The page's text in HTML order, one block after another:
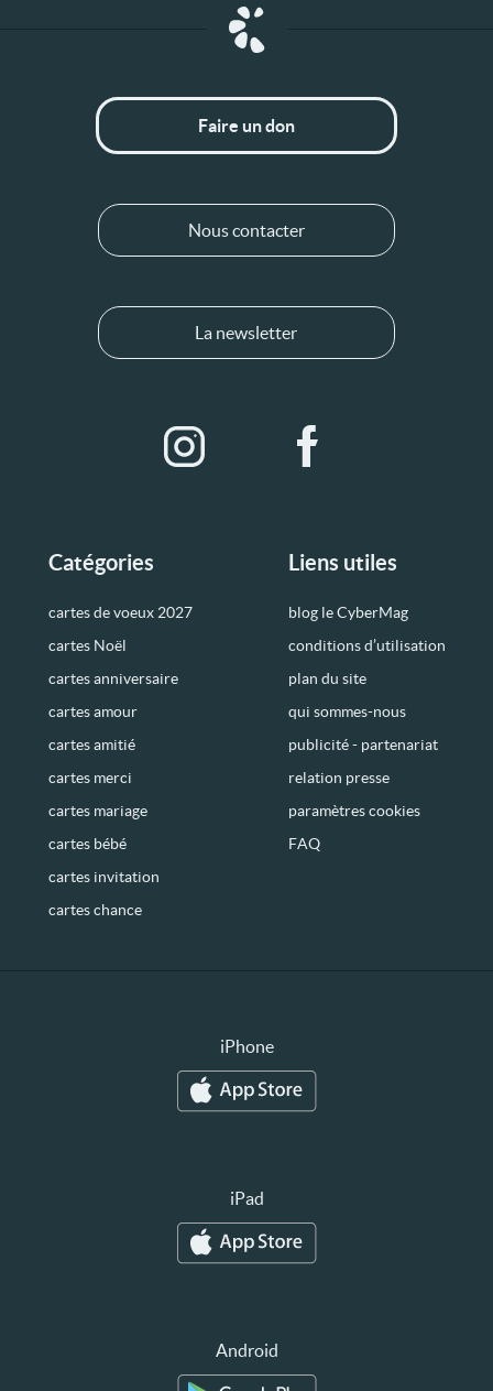
Catégories
cartes de voeux 2027
cartes Noël
cartes anniversaire
cartes amour
cartes amitié
cartes merci
cartes mariage
cartes bébé
cartes invitation
cartes chance
Liens utiles
blog le CyberMag
conditions d’utilisation
plan du site
qui sommes-nous
publicité - partenariat
relation presse
paramètres cookies
FAQ
Faire un don
Nous contacter
La newsletter
iPhone
iPad
Android